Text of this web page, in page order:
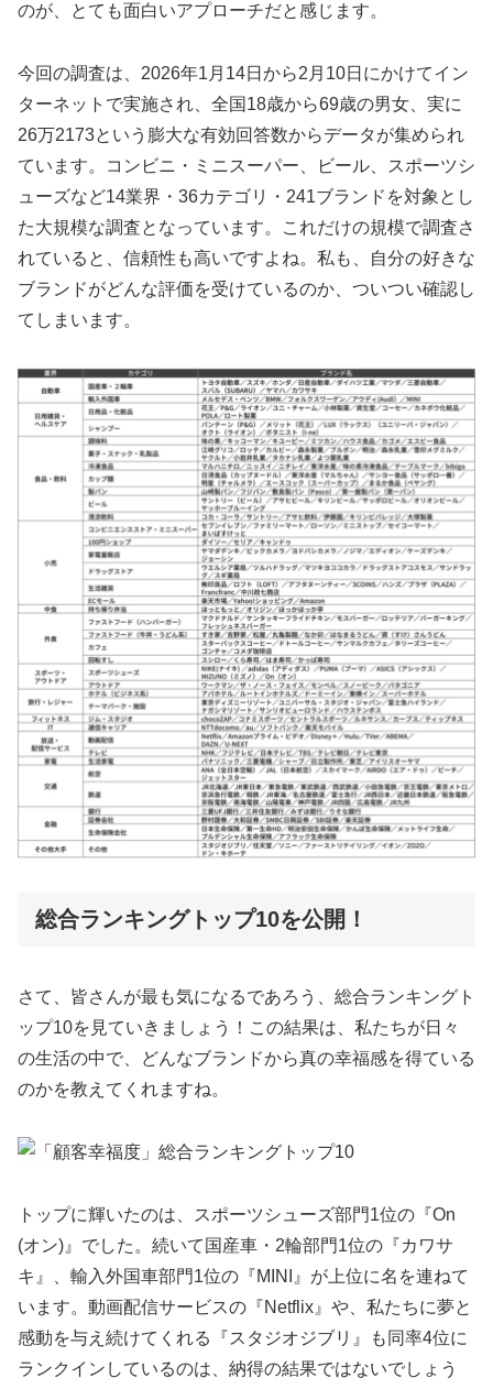
のが、とても面白いアプローチだと感じます。
今回の調査は、2026年1月14日から2月10日にかけてイン
ターネットで実施され、全国18歳から69歳の男女、実に
26万2173という膨大な有効回答数からデータが集められ
ています。コンビニ・ミニスーパー、ビール、スポーツシ
ューズなど14業界・36カテゴリ・241ブランドを対象とし
た大規模な調査となっています。これだけの規模で調査さ
れていると、信頼性も高いですよね。私も、自分の好きな
ブランドがどんな評価を受けているのか、ついつい確認し
てしまいます。
総合ランキングトップ10を公開！
さて、皆さんが最も気になるであろう、総合ランキングト
ップ10を見ていきましょう！この結果は、私たちが日々
の生活の中で、どんなブランドから真の幸福感を得ている
のかを教えてくれますね。
トップに輝いたのは、スポーツシューズ部門1位の『On
(オン)』でした。続いて国産車・2輪部門1位の『カワサ
キ』、輸入外国車部門1位の『MINI』が上位に名を連ねて
います。動画配信サービスの『Netflix』や、私たちに夢と
感動を与え続けてくれる『スタジオジブリ』も同率4位に
ランクインしているのは、納得の結果ではないでしょう